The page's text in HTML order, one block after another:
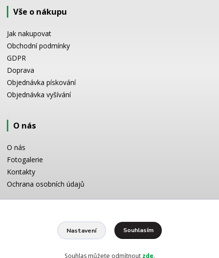
Vše o nákupu
Jak nakupovat
Obchodní podmínky
GDPR
Doprava
Objednávka pískování
Objednávka vyšívání
O nás
O nás
Fotogalerie
Kontakty
Ochrana osobních údajů
Potřebujete poradit s výběrem? Neváhejte se zeptat:
+420 728 772 566
Nastavení Souhlasím
Souhlas můžete odmítnout zde.